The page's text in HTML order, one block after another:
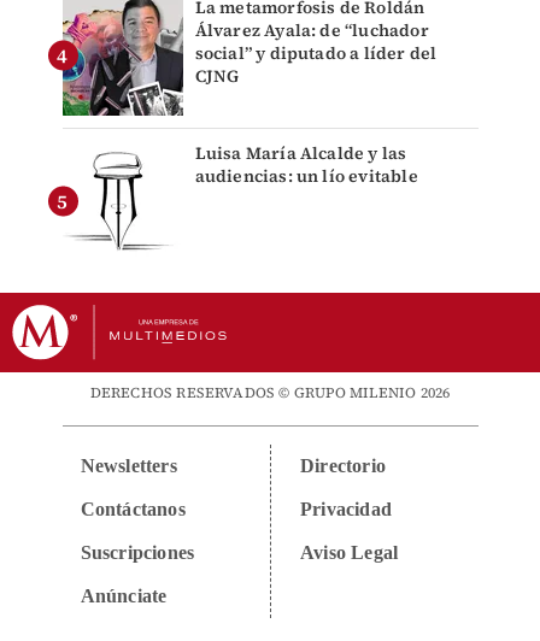
La metamorfosis de Roldán
Álvarez Ayala: de “luchador
social” y diputado a líder del
CJNG
Luisa María Alcalde y las
audiencias: un lío evitable
DERECHOS RESERVADOS © GRUPO MILENIO 2026
Newsletters
Contáctanos
Suscripciones
Anúnciate
Directorio
Privacidad
Aviso Legal